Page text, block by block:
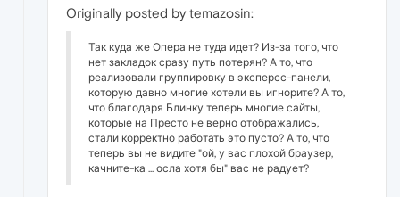
Originally posted by temazosin:
Так куда же Опера не туда идет? Из-за того, что
нет закладок сразу путь потерян? А то, что
реализовали группировку в эксперсс-панели,
которую давно многие хотели вы игнорите? А то,
что благодаря Блинку теперь многие сайты,
которые на Престо не верно отображались,
стали корректно работать это пусто? А то, что
теперь вы не видите "ой, у вас плохой браузер,
качните-ка ... осла хотя бы" вас не радует?